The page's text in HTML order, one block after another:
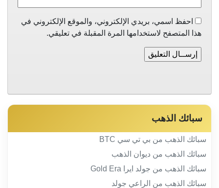
احفظ اسمي، بريدي الإلكتروني، والموقع الإلكتروني في
هذا المتصفح لاستخدامها المرة المقبلة في تعليقي.
سبائك الذهب
سبائك الذهب من بي تي سي BTC
سبائك الذهب من ديوان الذهب
سبائك الذهب من جولد ايرا Gold Era
سبائك الذهب من الراعي جولد